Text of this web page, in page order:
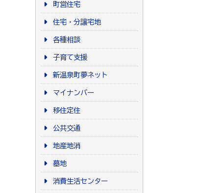
町営住宅
住宅・分譲宅地
各種相談
子育て支援
新温泉町夢ネット
マイナンバー
移住定住
公共交通
地産地消
墓地
消費生活センター